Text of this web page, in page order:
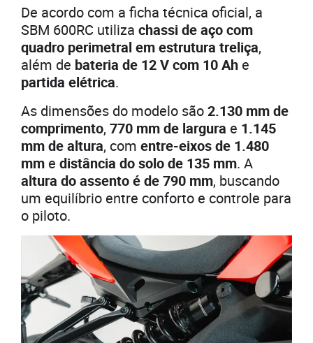
De acordo com a ficha técnica oficial, a
SBM 600RC utiliza chassi de aço com
quadro perimetral em estrutura treliça,
além de bateria de 12 V com 10 Ah e
partida elétrica.
As dimensões do modelo são2.130 mm de
comprimento, 770 mm de largura e 1.145
mm de altura, com entre-eixos de 1.480
mm e distância do solo de 135 mm. A
altura do assento é de 790 mm, buscando
um equilíbrio entre conforto e controle para
o piloto.